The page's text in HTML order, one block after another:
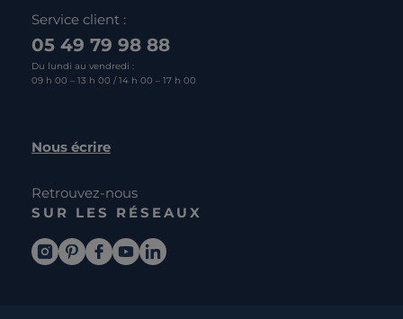
Service client :
05 49 79 98 88
Du lundi au vendredi :
09 h 00 – 13 h 00 / 14 h 00 – 17 h 00
Nous écrire
Retrouvez-nous
SUR LES RÉSEAUX